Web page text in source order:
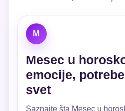
M
Mesec u
emocije,
svet
Saznajte šta Mesec u